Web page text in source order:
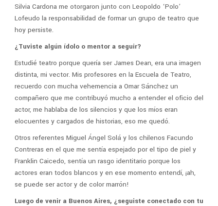
Silvia Cardona me otorgaron junto con Leopoldo ‘Polo’
Lofeudo la responsabilidad de formar un grupo de teatro que
hoy persiste.
¿Tuviste algún ídolo o mentor a seguir?
Estudié teatro porque quería ser James Dean, era una imagen
distinta, mi vector. Mis profesores en la Escuela de Teatro,
recuerdo con mucha vehemencia a Omar Sánchez un
compañero que me contribuyó mucho a entender el oficio del
actor, me hablaba de los silencios y que los míos eran
elocuentes y cargados de historias, eso me quedó.
Otros referentes Miguel Ángel Solá y los chilenos Facundo
Contreras en el que me sentía espejado por el tipo de piel y
Franklin Caicedo, sentía un rasgo identitario porque los
actores eran todos blancos y en ese momento entendí, ¡ah,
se puede ser actor y de color marrón!
Luego de venir a Buenos Aires, ¿seguiste conectado con tu